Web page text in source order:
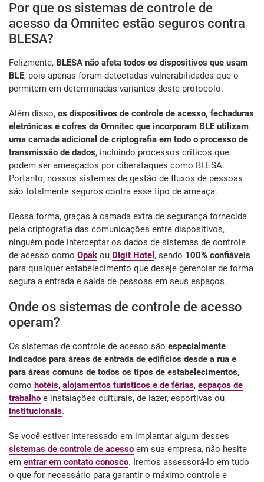
Por que os sistemas de controle de
acesso da Omnitec estão seguros contra
BLESA?
Felizmente, BLESA não afeta todos os dispositivos que usam
BLE, pois apenas foram detectadas vulnerabilidades que o
permitem em determinadas variantes deste protocolo.
Além disso, os dispositivos de controle de acesso, fechaduras
eletrônicas e cofres da Omnitec que incorporam BLE utilizam
uma camada adicional de criptografia em todo o processo de
transmissão de dados, incluindo processos críticos que
podem ser ameaçados por ciberataques como BLESA.
Portanto, nossos sistemas de gestão de fluxos de pessoas
são totalmente seguros contra esse tipo de ameaça.
Dessa forma, graças à camada extra de segurança fornecida
pela criptografia das comunicações entre dispositivos,
ninguém pode interceptar os dados de sistemas de controle
de acesso como Opak ou Digit Hotel , sendo 100% confiáveis
para qualquer estabelecimento que deseje gerenciar de forma
segura a entrada e saída de pessoas em seus espaços.
Onde os sistemas de controle de acesso
operam?
Os sistemas de controle de acesso são especialmente
indicados para áreas de entrada de edifícios desde a rua e
para áreas comuns de todos os tipos de estabelecimentos,
como hotéis, alojamentos turísticos e de férias, espaços de
trabalho e instalações culturais, de lazer, esportivas ou
institucionais.
Se você estiver interessado em implantar algum desses
sistemas de controle de acesso em sua empresa, não hesite
em entrar em contato conosco. Iremos assessorá-lo em tudo
o que for necessário para garantir o máximo controle e